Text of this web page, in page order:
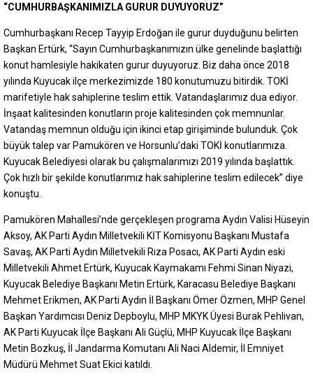
“CUMHURBAŞKANIMIZLA GURUR DUYUYORUZ”
Cumhurbaşkanı Recep Tayyip Erdoğan ile gurur duyduğunu belirten
Başkan Ertürk, “Sayın Cumhurbaşkanımızın ülke genelinde başlattığı
konut hamlesiyle hakikaten gurur duyuyoruz. Biz daha önce 2018
yılında Kuyucak ilçe merkezimizde 180 konutumuzu bitirdik. TOKİ
marifetiyle hak sahiplerine teslim ettik. Vatandaşlarımız dua ediyor.
İnşaat kalitesinden konutların proje kalitesinden çok memnunlar.
Vatandaş memnun olduğu için ikinci etap girişiminde bulunduk. Çok
büyük talep var Pamukören ve Horsunlu’daki TOKİ konutlarımıza.
Kuyucak Belediyesi olarak bu çalışmalarımızı 2019 yılında başlattık.
Çok hızlı bir şekilde konutlarımız hak sahiplerine teslim edilecek” diye
konuştu.
Pamukören Mahallesi’nde gerçekleşen programa Aydın Valisi Hüseyin
Aksoy, AK Parti Aydın Milletvekili KİT Komisyonu Başkanı Mustafa
Savaş, AK Parti Aydın Milletvekili Rıza Posacı, AK Parti Aydın eski
Milletvekili Ahmet Ertürk, Kuyucak Kaymakamı Fehmi Sinan Niyazi,
Kuyucak Belediye Başkanı Metin Ertürk, Karacasu Belediye Başkanı
Mehmet Erikmen, AK Parti Aydın İl Başkanı Ömer Özmen, MHP Genel
Başkan Yardımcısı Deniz Depboylu, MHP MKYK Üyesi Burak Pehlivan,
AK Parti Kuyucak İlçe Başkanı Ali Güçlü, MHP Kuyucak İlçe Başkanı
Metin Bozkuş, İl Jandarma Komutanı Ali Naci Aldemir, İl Emniyet
Müdürü Mehmet Suat Ekici katıldı.